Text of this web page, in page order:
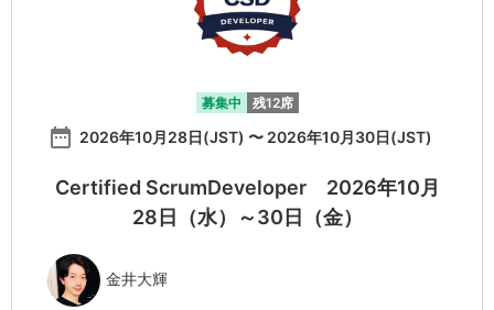
募集中 残12席
date_range 2026年10月28日(JST) 〜 2026年10月30日(JST)
Certified ScrumDeveloper 2026年10月
28日（水）～30日（金）
金井大輝